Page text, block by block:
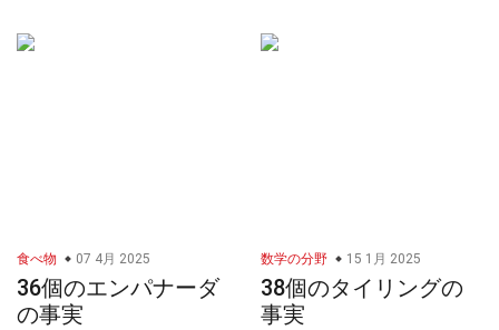
食べ物 07 4月 2025
36個のエンパナーダ
の事実
数学の分野 15 1月 2025
38個のタイリングの
事実